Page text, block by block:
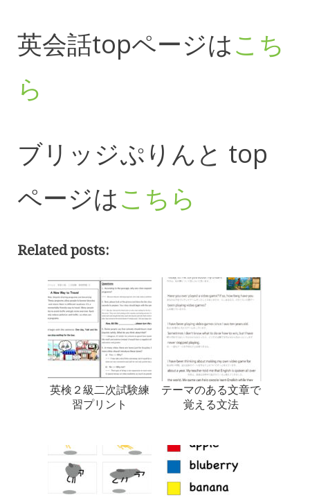
英会話topページはこち
ら
ブリッジぷりんと top
ページはこちら
Related posts:
英検２級二次試験練
習プリント
テーマのある文章で
覚える文法